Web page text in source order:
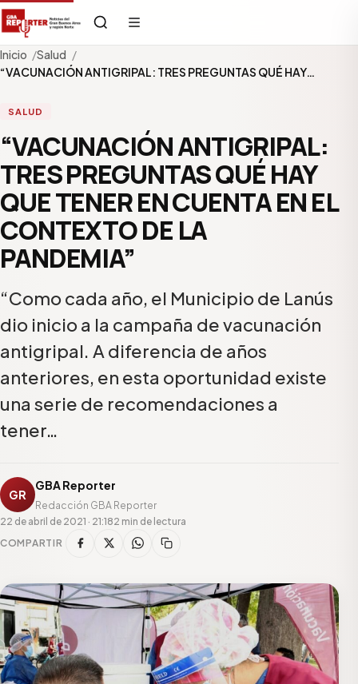
Inicio
Salud
“VACUNACIÓN ANTIGRIPAL: TRES PREGUNTAS QUÉ HAY…
SALUD
“VACUNACIÓN ANTIGRIPAL:
TRES PREGUNTAS QUÉ HAY
QUE TENER EN CUENTA EN EL
CONTEXTO DE LA
PANDEMIA”
“Como cada año, el Municipio de Lanús
dio inicio a la campaña de vacunación
antigripal. A diferencia de años
anteriores, en esta oportunidad existe
una serie de recomendaciones a
tener…
GR
GBA Reporter
Redacción GBA Reporter
22 de abril de 2021 · 21:182 min de lectura
COMPARTIR